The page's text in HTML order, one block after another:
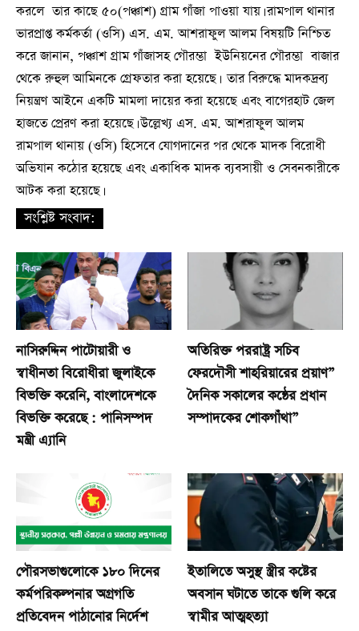
করলে তার কাছে ৫০(পঞ্চাশ) গ্রাম গাঁজা পাওয়া যায়। রামপাল থানার
ভারপ্রাপ্ত কর্মকর্তা (ওসি) এস. এম. আশরাফুল আলম বিষয়টি নিশ্চিত
করে জানান, পঞ্চাশ গ্রাম গাঁজাসহ গৌরম্ভা ইউনিয়নের গৌরম্ভা বাজার
থেকে রুহুল আমিনকে গ্রেফতার করা হয়েছে। তার বিরুদ্ধে মাদকদ্রব্য
নিয়ন্ত্রণ আইনে একটি মামলা দায়ের করা হয়েছে এবং বাগেরহাট জেল
হাজতে প্রেরণ করা হয়েছে। উল্লেখ্য এস. এম. আশরাফুল আলম
রামপাল থানায় (ওসি) হিসেবে যোগদানের পর থেকে মাদক বিরোধী
অভিযান কঠোর হয়েছে এবং একাধিক মাদক ব্যবসায়ী ও সেবনকারীকে
আটক করা হয়েছে।
সংশ্লিষ্ট সংবাদ:
নাসিরুদ্দিন পাটোয়ারী ও
স্বাধীনতা বিরোধীরা জুলাইকে
বিভক্তি করেনি, বাংলাদেশকে
বিভক্তি করেছে : পানিসম্পদ
মন্ত্রী এ্যানি
অতিরিক্ত পররাষ্ট্র সচিব
ফেরদৌসী শাহরিয়ারের প্রয়াণ”
দৈনিক সকালের কন্ঠের প্রধান
সম্পাদকের শোকগাঁথা”
পৌরসভাগুলোকে ১৮০ দিনের
কর্মপরিকল্পনার অগ্রগতি
প্রতিবেদন পাঠানোর নির্দেশ
ইতালিতে অসুস্থ স্ত্রীর কষ্টের
অবসান ঘটাতে তাকে গুলি করে
স্বামীর আত্মহত্যা